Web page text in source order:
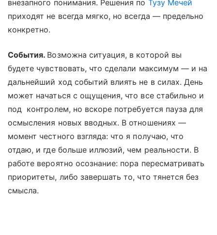
внезапного понимания. Решения по Тузу Мечей
приходят не всегда мягко, но всегда — предельно
конкретно.
События. Возможна ситуация, в которой вы
будете чувствовать, что сделали максимум — и на
дальнейший ход событий влиять не в силах. День
может начаться с ощущения, что все стабильно и
под контролем, но вскоре потребуется пауза для
осмысления новых вводных. В отношениях —
момент честного взгляда: что я получаю, что
отдаю, и где больше иллюзий, чем реальности. В
работе вероятно осознание: пора пересматривать
приоритеты, либо завершать то, что тянется без
смысла.